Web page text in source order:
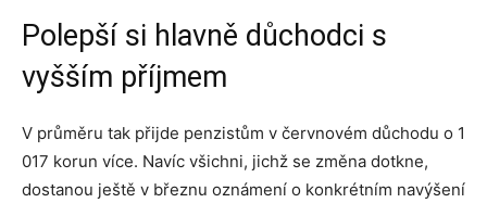
Polepší si hlavně důchodci s
vyšším příjmem
V průměru tak přijde penzistům v červnovém důchodu o 1
017 korun více. Navíc všichni, jichž se změna dotkne,
dostanou ještě v březnu oznámení o konkrétním navýšení